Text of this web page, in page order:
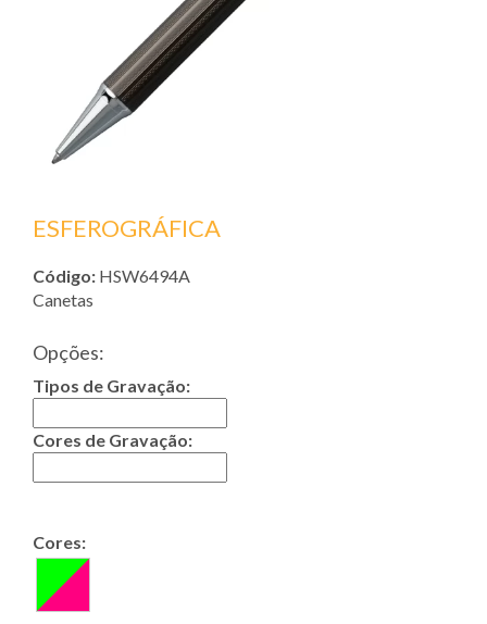
ESFEROGRÁFICA
Código: HSW6494A
Canetas
Opções:
Tipos de Gravação:
Cores de Gravação:
Cores: